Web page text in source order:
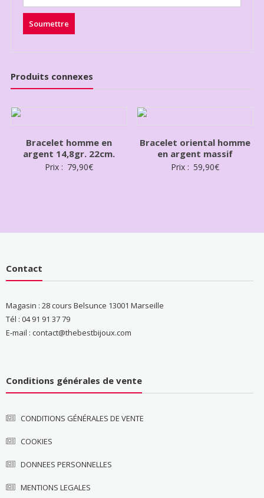
Produits connexes
Bracelet homme en
argent 14,8gr. 22cm.
Prix : 79,90€
Bracelet oriental homme
en argent massif
Prix : 59,90€
Contact
Magasin : 28 cours Belsunce 13001 Marseille
Tél : 04 91 91 37 79
E-mail : contact@thebestbijoux.com
Conditions générales de vente
CONDITIONS GÉNÉRALES DE VENTE
COOKIES
DONNEES PERSONNELLES
MENTIONS LEGALES